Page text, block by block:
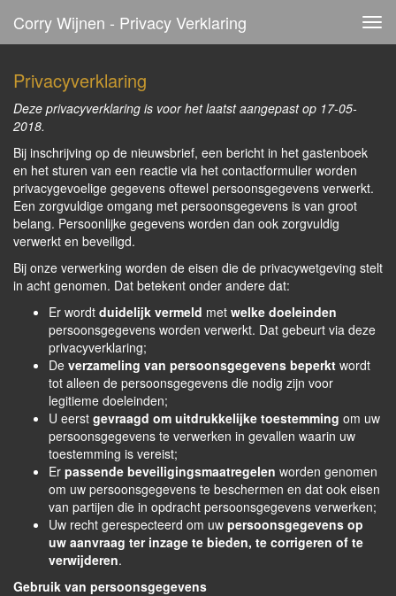
Corry Wijnen - Privacy Verklaring
Privacyverklaring
Deze privacyverklaring is voor het laatst aangepast op 17-05-
2018.
Bij inschrijving op de nieuwsbrief, een bericht in het gastenboek
en het sturen van een reactie via het contactformulier worden
privacygevoelige gegevens oftewel persoonsgegevens verwerkt.
Een zorgvuldige omgang met persoonsgegevens is van groot
belang. Persoonlijke gegevens worden dan ook zorgvuldig
verwerkt en beveiligd.
Bij onze verwerking worden de eisen die de privacywetgeving stelt
in acht genomen. Dat betekent onder andere dat:
Er wordt duidelijk vermeld met welke doeleinden
persoonsgegevens worden verwerkt. Dat gebeurt via deze
privacyverklaring;
De verzameling van persoonsgegevens beperkt wordt
tot alleen de persoonsgegevens die nodig zijn voor
legitieme doeleinden;
U eerst gevraagd om uitdrukkelijke toestemming om uw
persoonsgegevens te verwerken in gevallen waarin uw
toestemming is vereist;
Er passende beveiligingsmaatregelen worden genomen
om uw persoonsgegevens te beschermen en dat ook eisen
van partijen die in opdracht persoonsgegevens verwerken;
Uw recht gerespecteerd om uw persoonsgegevens op
uw aanvraag ter inzage te bieden, te corrigeren of te
verwijderen.
Gebruik van persoonsgegevens